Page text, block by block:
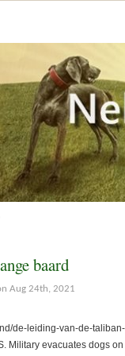
baard
Aug 24th, 2021
de-leiding-van-de-
evacuates dogs on